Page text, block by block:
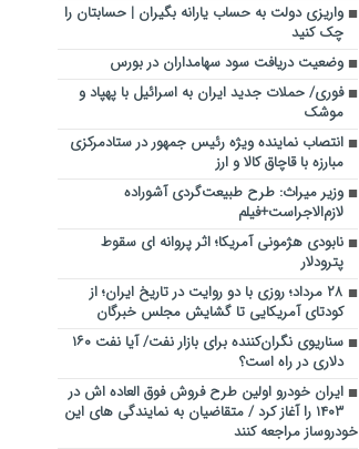
واریزی دولت به حساب یارانه بگیران | حسابتان را
چک کنید
وضعیت دریافت سود سهامداران در بورس
فوری/ حملات جدید ایران به اسرائیل با پهپاد و
موشک
انتصاب نماینده ویژه رئیس جمهور در ستادمرکزی
مبارزه با قاچاق کالا و ارز
وزیر میراث: طرح طبیعت‌گردی آشوراده
لازم‌الاجرا‌ست‌‌+‌فیلم
نابودی هژمونی آمریکا؛ اثر پروانه ای سقوط
پترودلار
۲۸ مرداد؛ روزی با دو روایت در تاریخ ایران؛ از
کودتای آمریکایی تا گشایش مجلس خبرگان
سناریوی نگران‌کننده برای بازار نفت/ آیا نفت ۱۶۰
دلاری در راه است؟
ایران خودرو اولین طرح فروش فوق العاده اش در
۱۴۰۳ را آغاز کرد / متقاضیان به نمایندگی های این
خودروساز مراجعه کنند